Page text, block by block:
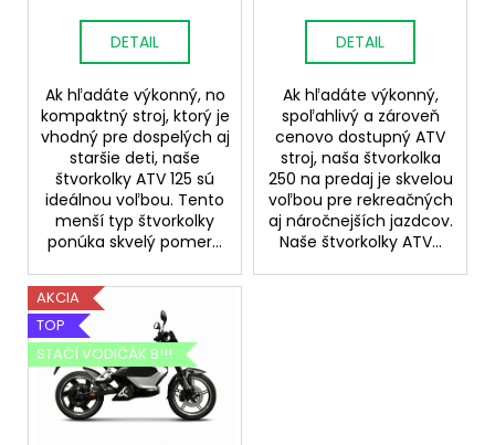
DETAIL
Ak hľadáte výkonný, no
kompaktný stroj, ktorý je
vhodný pre dospelých aj
staršie deti, naše
štvorkolky ATV 125 sú
ideálnou voľbou. Tento
menší typ štvorkolky
ponúka skvelý pomer...
DETAIL
Ak hľadáte výkonný,
spoľahlivý a zároveň
cenovo dostupný ATV
stroj, naša štvorkolka
250 na predaj je skvelou
voľbou pre rekreačných
aj náročnejších jazdcov.
Naše štvorkolky ATV...
AKCIA
TOP
STAČÍ VODIČÁK B!!!